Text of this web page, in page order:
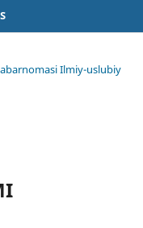
Ilmiy-uslubiy